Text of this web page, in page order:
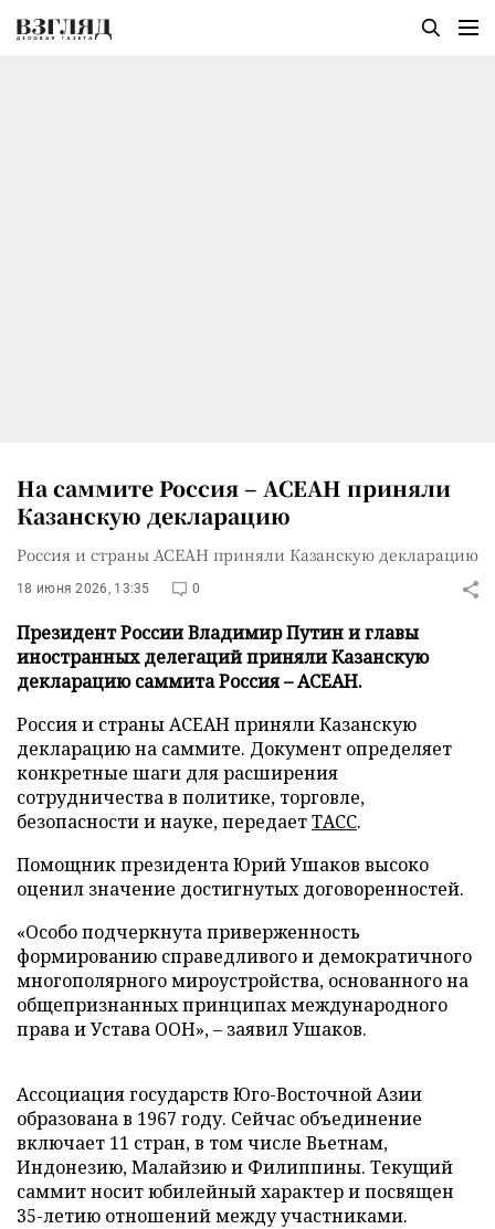
На саммите Россия – АСЕАН приняли
Казанскую декларацию
Россия и страны АСЕАН приняли Казанскую декларацию
18 июня 2026, 13:35 0
Президент России Владимир Путин и главы
иностранных делегаций приняли Казанскую
декларацию саммита Россия – АСЕАН.
Россия и страны АСЕАН приняли Казанскую
декларацию на саммите. Документ определяет
конкретные шаги для расширения
сотрудничества в политике, торговле,
безопасности и науке, передаетТАСС.
Помощник президента Юрий Ушаков высоко
оценил значение достигнутых договоренностей.
«Особо подчеркнута приверженность
формированию справедливого и демократичного
многополярного мироустройства, основанного на
общепризнанных принципах международного
права и Устава ООН», – заявил Ушаков.
Ассоциация государств Юго-Восточной Азии
образована в 1967 году. Сейчас объединение
включает 11 стран, в том числе Вьетнам,
Индонезию, Малайзию и Филиппины. Текущий
саммит носит юбилейный характер и посвящен
35-летию отношений между участниками.